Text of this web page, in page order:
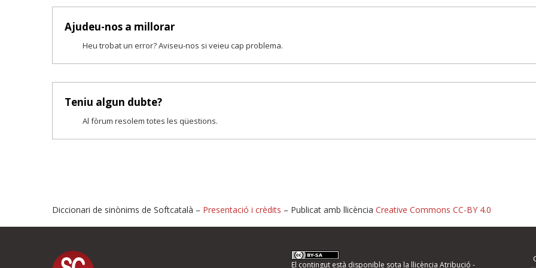
Ajudeu-nos a millorar
Heu trobat un error? Aviseu-nos si veieu cap problema.
Teniu algun dubte?
Al fòrum resolem totes les qüestions.
Proposeu-nos millores o informeu d'errors
Diccionari de sinònims de Softcatalà – Presentació i crèdits – Publicat amb llicència Creative Commons CC-BY 4.0
El contingut està disponible sota la llicència Atribució -